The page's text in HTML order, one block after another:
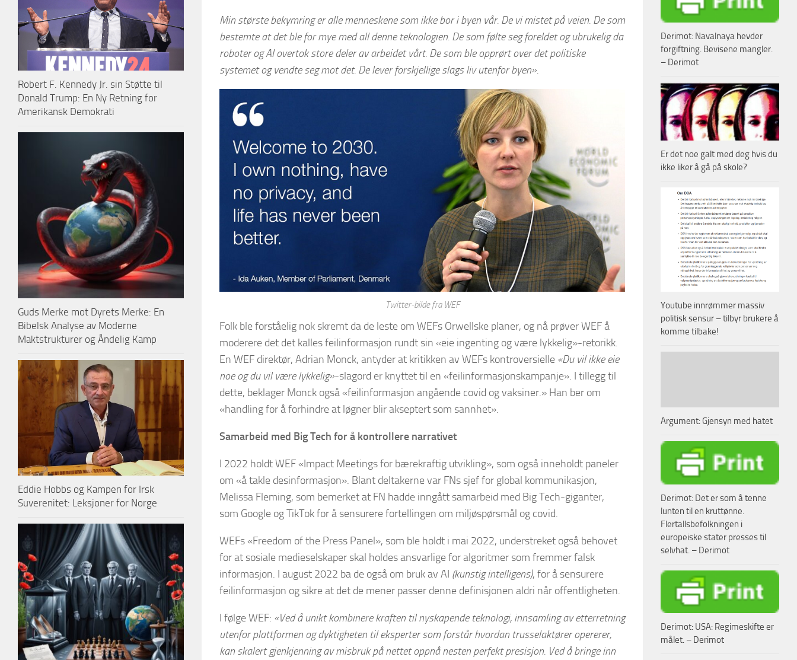
Min største bekymring er alle menneskene som ikke bor i byen vår. De vi mistet på veien. De som
bestemte at det ble for mye med all denne teknologien. De som følte seg foreldet og ubrukelig da
roboter og AI overtok store deler av arbeidet vårt. De som ble opprørt over det politiske
systemet og vendte seg mot det. De lever forskjellige slags liv utenfor byen».
Twitter-bilde fra WEF
Folk ble forståelig nok skremt da de leste om WEFs Orwellske planer, og nå prøver WEF å
moderere det det kalles feilinformasjon rundt sin «eie ingenting og være lykkelig»-retorikk.
En WEF direktør, Adrian Monck, antyder at kritikken av WEFs kontroversielle «Du vil ikke eie
noe og du vil være lykkelig»-slagord er knyttet til en «feilinformasjonskampanje». I tillegg til
dette, beklager Monck også «feilinformasjon angående covid og vaksiner.» Han ber om
«handling for å forhindre at løgner blir akseptert som sannhet».
Samarbeid med Big Tech for å kontrollere narrativet
I 2022 holdt WEF «Impact Meetings for bærekraftig utvikling», som også inneholdt paneler
om «å takle desinformasjon». Blant deltakerne var FNs sjef for global kommunikasjon,
Melissa Fleming, som bemerket at FN hadde inngått samarbeid med Big Tech-giganter,
som Google og TikTok for å sensurere fortellingen om miljøspørsmål og covid.
WEFs «Freedom of the Press Panel», som ble holdt i mai 2022, understreket også behovet
for at sosiale medieselskaper skal holdes ansvarlige for algoritmer som fremmer falsk
informasjon. I august 2022 ba de også om bruk av AI (kunstig intelligens), for å sensurere
feilinformasjon og sikre at det de mener passer denne definisjonen aldri når offentligheten.
I følge WEF: «Ved å unikt kombinere kraften til nyskapende teknologi, innsamling av etterretning
utenfor plattformen og dyktigheten til eksperter som forstår hvordan trusselaktører opererer,
kan skalert gjenkjenning av misbruk på nettet oppnå nesten perfekt presisjon. Ved å bringe inn
Robert F. Kennedy Jr. sin Støtte til
Donald Trump: En Ny Retning for
Amerikansk Demokrati
Guds Merke mot Dyrets Merke: En
Bibelsk Analyse av Moderne
Maktstrukturer og Åndelig Kamp
Eddie Hobbs og Kampen for Irsk
Suverenitet: Leksjoner for Norge
Derimot: Navalnaya hevder
forgiftning. Bevisene mangler.
– Derimot
Er det noe galt med deg hvis du
ikke liker å gå på skole?
Youtube innrømmer massiv
politisk sensur – tilbyr brukere å
komme tilbake!
Argument: Gjensyn med hatet
Derimot: Det er som å tenne
lunten til en kruttønne.
Flertallsbefolkningen i
europeiske stater presses til
selvhat. – Derimot
Derimot: USA: Regimeskifte er
målet. – Derimot